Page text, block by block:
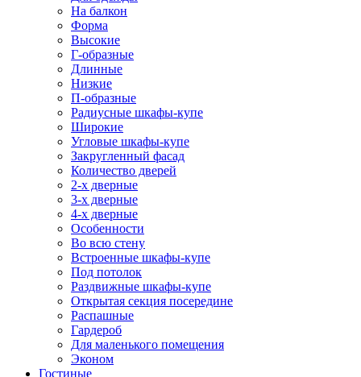
На балкон
Форма
Высокие
Г-образные
Длинные
Низкие
П-образные
Радиусные шкафы-купе
Широкие
Угловые шкафы-купе
Закругленный фасад
Количество дверей
2-х дверные
3-х дверные
4-х дверные
Особенности
Во всю стену
Встроенные шкафы-купе
Под потолок
Раздвижные шкафы-купе
Открытая секция посередине
Распашные
Гардероб
Для маленького помещения
Эконом
Гостиные